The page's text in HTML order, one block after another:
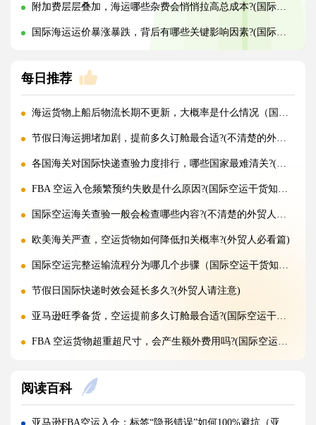
附加费层层叠加，海运哪些杂费会悄悄拉高总成本?(国际海运干货知识分享)
国际海运运价暴涨暴跌，背后有哪些关键影响因素?(国际海运干货知识分享)
每日推荐
海运货物上船后物流长期不更新，大概率是什么情况（国际海运干货知识分享）
节假日海运拥堵加剧，提前多久订舱最合适?(不清楚的外贸人看过来)
各国海关对国际快递查验力度排行，哪些国家最难清关?(国际快递干货知识分享)
FBA 空运入仓频繁预约失败是什么原因?(国际空运干货知识分享)
国际空运海关查验一般会检查哪些内容?(不清楚的外贸人看过来)
欧美海关严查，空运货物如何降低扣关概率?(外贸人必看篇)
国际空运完整运输流程分为哪几个步骤（国际空运干货知识分享）
节假日国际快递时效会延长多久?(外贸人请注意)
亚马逊旺季备货，空运提前多久订舱最合适?(国际空运干货知识分享)
FBA 空运货物超重超尺寸，会产生额外费用吗?(国际空运干货知识分享)
国际空运价格忽高忽低，由哪些因素决定?(不清楚的外贸人看过来)
旺季临时加急补货，还能申请稀缺空运仓位吗?(不清楚的外贸人看过来)
阅读百科
亚马逊FBA空运入仓：标签“隐形错误”如何100%避坑（亚马逊卖家请注意）